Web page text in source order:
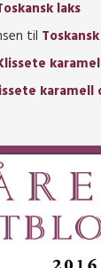
laks
til
karamell